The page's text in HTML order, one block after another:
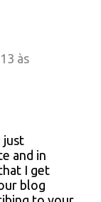
às
just
and in
I get
blog